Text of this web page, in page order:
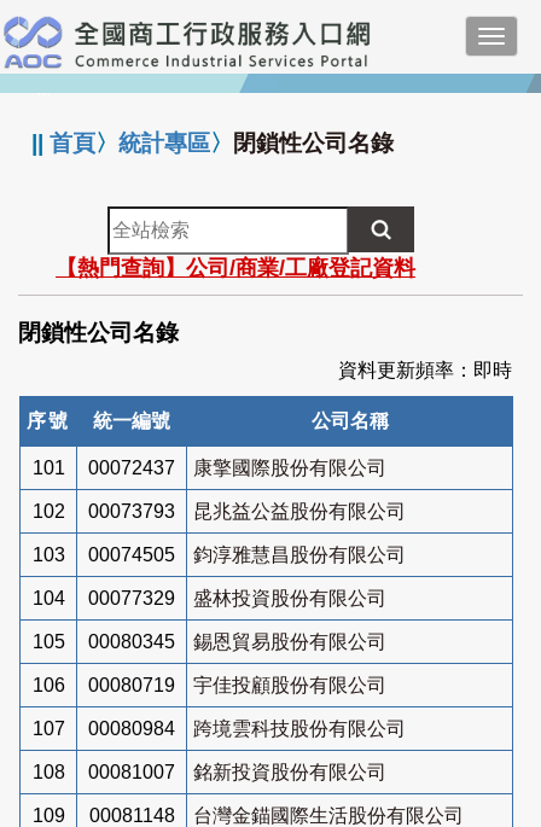
跳
到
主
要
:::
||首頁〉統計專區〉 閉鎖性公司名錄
全
站
檢
索
【熱門查詢】公司/商業/工廠登記資料
閉鎖性公司名錄
資料更新頻率：即時
序號 統一編號 公司名稱
101 00072437 康擎國際股份有限公司
102 00073793 昆兆益公益股份有限公司
103 00074505 鈞淳雅慧昌股份有限公司
104 00077329 盛林投資股份有限公司
105 00080345 錫恩貿易股份有限公司
106 00080719 宇佳投顧股份有限公司
107 00080984 跨境雲科技股份有限公司
108 00081007 銘新投資股份有限公司
109 00081148 台灣金錨國際生活股份有限公司